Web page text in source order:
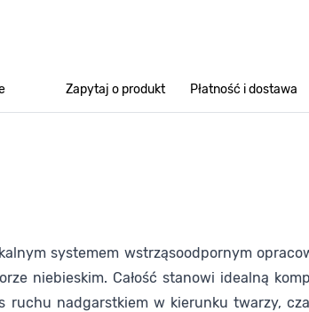
Zapytaj o produkt Płatność i dostawa
systemem wstrząsoodpornym
niebieskim. Całość stanowi idealną
nadgarstkiem w kierunku twarzy,